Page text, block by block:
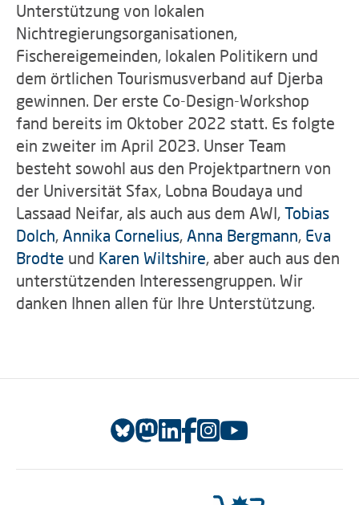
Unterstützung von lokalen
Nichtregierungsorganisationen,
Fischereigemeinden, lokalen Politikern und
dem örtlichen Tourismusverband auf Djerba
gewinnen. Der erste Co-Design-Workshop
fand bereits im Oktober 2022 statt. Es folgte
ein zweiter im April 2023. Unser Team
besteht sowohl aus den Projektpartnern von
der Universität Sfax, Lobna Boudaya und
Lassaad Neifar, als auch aus dem AWI, Tobias
Dolch, Annika Cornelius, Anna Bergmann, Eva
Brodte und Karen Wiltshire, aber auch aus den
unterstützenden Interessengruppen. Wir
danken Ihnen allen für Ihre Unterstützung.